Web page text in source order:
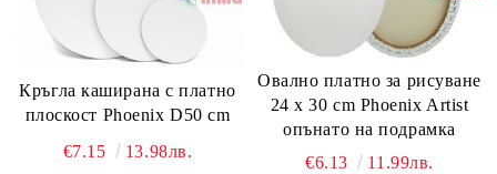
Кръгла каширана с платно
плоскост Phoenix D50 cm
€7.15
13.98лв.
Овално платно за рисуване
24 x 30 cm Phoenix Artist
опънато на подрамка
€6.13
11.99лв.